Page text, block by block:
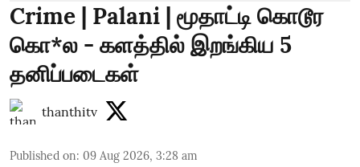
Crime | Palani | மூதாட்டி கொடூர
கொ*ல - களத்தில் இறங்கிய 5
தனிப்படைகள்
thanthitv
Published on: 09 Aug 2026, 3:28 am